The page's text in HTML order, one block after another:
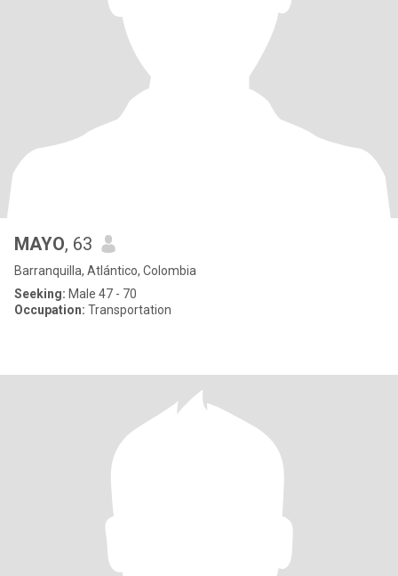
MAYO, 63
Barranquilla, Atlántico, Colombia
Seeking: Male 47 - 70
Occupation: Transportation